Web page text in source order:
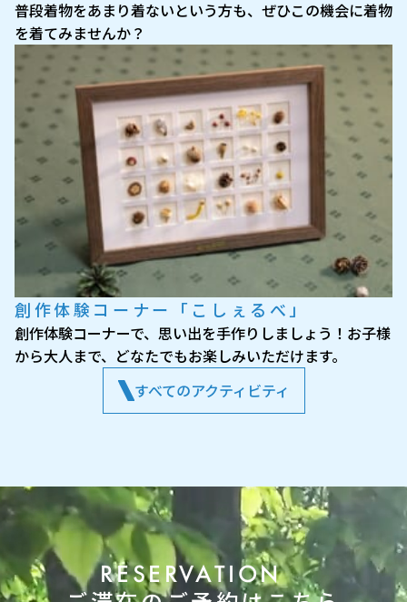
普段着物をあまり着ないという方も、ぜひこの機会に着物
を着てみませんか？
創作体験コーナー「こしぇるべ」
創作体験コーナーで、思い出を手作りしましょう！お子様
から大人まで、どなたでもお楽しみいただけます。
すべてのアクティビティ
RESERVATION